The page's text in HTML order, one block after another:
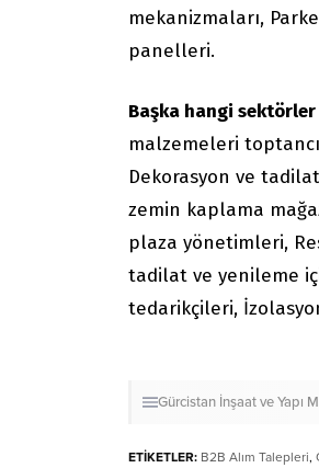
mekanizmaları,
panelleri.
Başka hangi
malzemeleri
Dekorasyon ve
zemin kaplama
plaza yönetimleri,
tadilat ve yenileme
tedarikçileri,
Gürcistan İnşaat ve Yapı
ETİKETLER: B2B Alım Talepleri,